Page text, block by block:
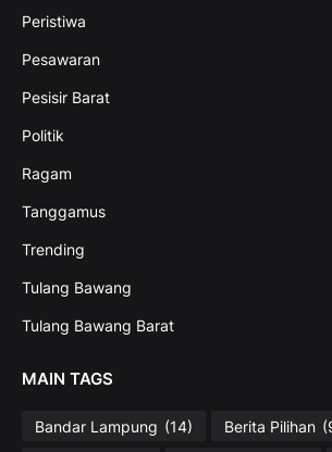
Peristiwa
Pesawaran
Pesisir Barat
Politik
Ragam
Tanggamus
Trending
Tulang Bawang
Tulang Bawang Barat
MAIN TAGS
Bandar Lampung (14) Berita Pilihan